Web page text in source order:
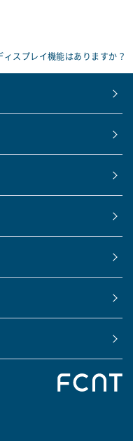
ィスプレイ機能はありますか？